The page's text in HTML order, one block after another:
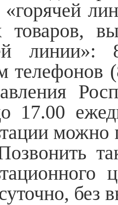
товаров,
линии»:
телефонов
17.00
без